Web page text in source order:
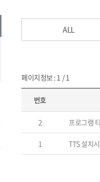
ALL
페이지정보 : 1 / 1
번호
2 프로그램
1 TTS 설치